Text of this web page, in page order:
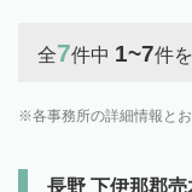
全7件中 1~7件
各事務所の詳細情報と
長野 下伊那郡